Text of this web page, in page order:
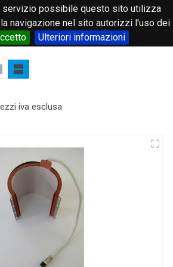
possibile questo sito utilizza
navigazione nel sito autorizzi l'uso dei
Ulteriori informazioni
0
iva esclusa